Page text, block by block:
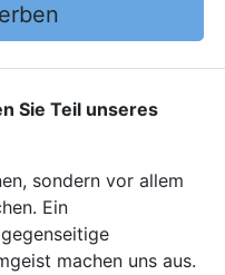
Sie Teil unseres
sondern vor allem
Ein
machen uns aus.